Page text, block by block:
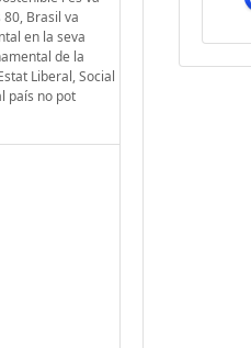
Brasil va
en la seva
de la
Liberal, Social
país no pot